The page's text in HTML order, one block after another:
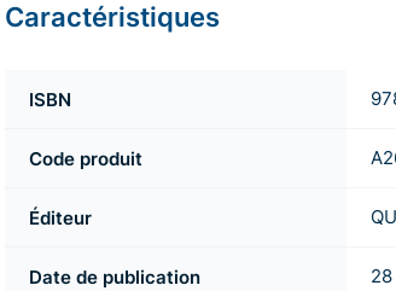
Caractéristiques
ISBN
Code produit
Éditeur
Date de publication